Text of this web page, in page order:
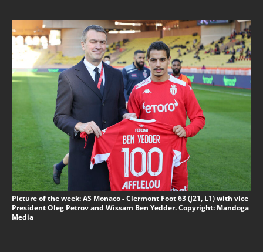
Picture of the week: AS Monaco - Clermont Foot 63 (J21, L1) with vice
President Oleg Petrov and Wissam Ben Yedder. Copyright: Mandoga
Media